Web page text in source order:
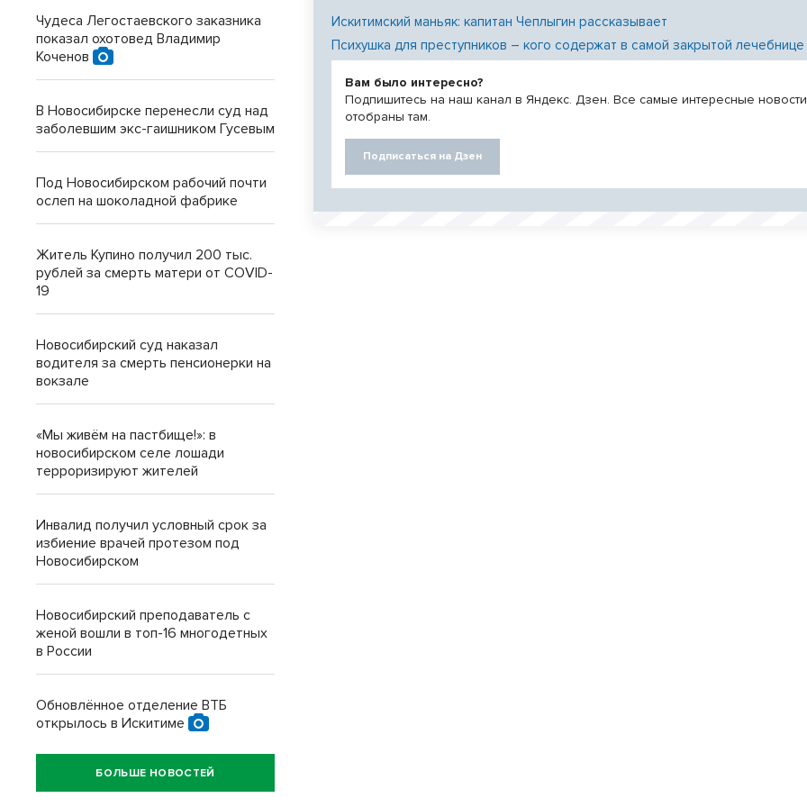
Искитимский маньяк: капитан Чеплыгин рассказывает
Психушка для преступников – кого содержат в самой закрытой
Вам было интересно?
Подпишитесь на наш канал в Яндекс. Дзен. Все самые интересные новости
отобраны там.
Подписаться на Дзен
Чудеса Легостаевского заказника
показал охотовед Владимир
Коченов
В Новосибирске перенесли суд над
заболевшим экс-гаишником Гусевым
Под Новосибирском рабочий почти
ослеп на шоколадной фабрике
Житель Купино получил 200 тыс.
рублей за смерть матери от COVID-
19
Новосибирский суд наказал
водителя за смерть пенсионерки на
вокзале
«Мы живём на пастбище!»: в
новосибирском селе лошади
терроризируют жителей
Инвалид получил условный срок за
избиение врачей протезом под
Новосибирском
Новосибирский преподаватель с
женой вошли в топ-16 многодетных
в России
Обновлённое отделение ВТБ
открылось в Искитиме
БОЛЬШЕ НОВОСТЕЙ